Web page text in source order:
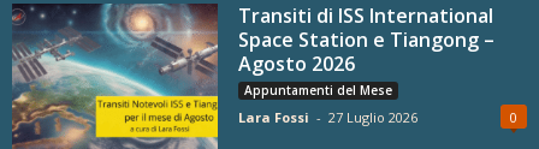
Transiti di ISS International
Space Station e Tiangong –
Agosto 2026
Appuntamenti del Mese
Lara Fossi - 27 Luglio 2026 0